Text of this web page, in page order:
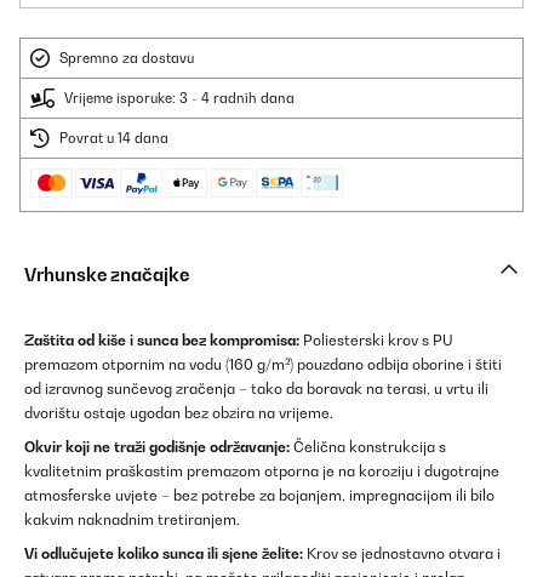
Spremno za dostavu
Vrijeme isporuke: 3 - 4 radnih dana
Povrat u 14 dana
Vrhunske značajke
Zaštita od kiše i sunca bez kompromisa: Poliesterski krov s PU
premazom otpornim na vodu (160 g/m²) pouzdano odbija oborine i štiti
od izravnog sunčevog zračenja – tako da boravak na terasi, u vrtu ili
dvorištu ostaje ugodan bez obzira na vrijeme.
Okvir koji ne traži godišnje održavanje: Čelična konstrukcija s
kvalitetnim praškastim premazom otporna je na koroziju i dugotrajne
atmosferske uvjete – bez potrebe za bojanjem, impregnacijom ili bilo
kakvim naknadnim tretiranjem.
Vi odlučujete koliko sunca ili sjene želite: Krov se jednostavno otvara i